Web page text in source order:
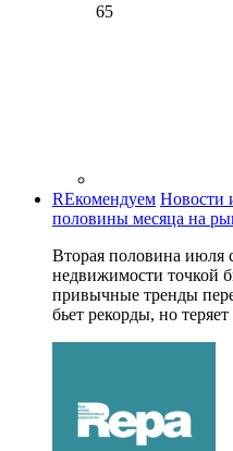
65
REкомендуем Новости
половины месяца на
Вторая половина июля
недвижимости точкой
привычные тренды
бьет рекорды, но